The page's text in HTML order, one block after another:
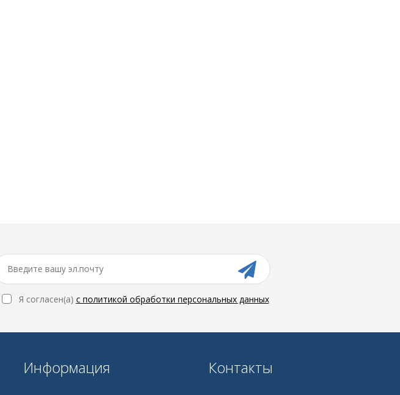
Я согласен(a) с политикой обработки персональных данных
Информация Контакты